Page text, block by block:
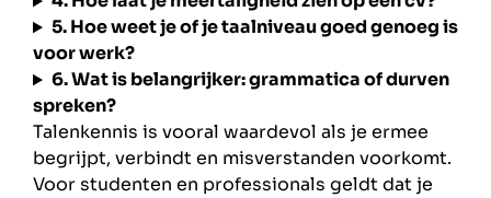
5. Hoe weet je of je taalniveau goed genoeg is
voor werk?
6. Wat is belangrijker: grammatica of durven
spreken?
Talenkennis is vooral waardevol als je ermee
begrijpt, verbindt en misverstanden voorkomt.
Voor studenten en professionals geldt dat je